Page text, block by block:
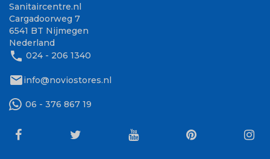
Sanitaircentre.nl
Cargadoorweg 7
6541 BT Nijmegen
Nederland
phone 024 - 206 1340
mailinfo@noviostores.nl
06 - 376 867 19